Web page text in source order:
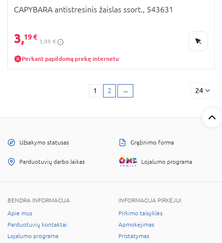
CAPYBARA antistresinis žaislas ssort., 543631
3,19 €
3,99 €
Perkant papildomą prekę internetu
1 2 → 24
Užsakymo statusas Grąžinimo forma
Parduotuvių darbo laikas Lojalumo programa
BENDRA INFORMACIJA
Apie mus
Parduotuvių kontaktai
Lojalumo programa
INFORMACIJA PIRKĖJUI
Pirkimo taisyklės
Apmokėjimas
Pristatymas